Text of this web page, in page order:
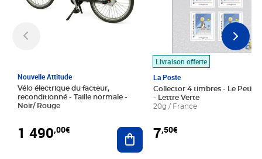
Nouvelle Attitude
Vélo électrique du facteur,
reconditionné - Taille normale -
Noir/ Rouge
1 490,00€ Ajouter au panier
Livraison offerte
La Poste
Collector 4 timbres - Le Petit
- Lettre Verte
20g / France
7,50€